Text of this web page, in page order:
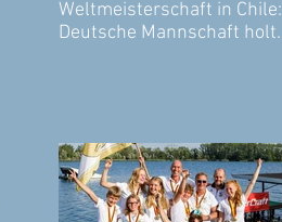
Weltmeisterschaft in Chile:
Deutsche Mannschaft holt